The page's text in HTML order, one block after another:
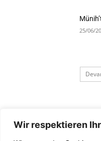
Wir respektieren
25/06/